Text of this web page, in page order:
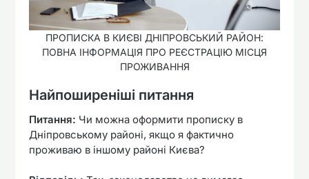
ПРОПИСКА В КИЄВІ ДНІПРОВСЬКИЙ РАЙОН:
ПОВНА ІНФОРМАЦІЯ ПРО РЕЄСТРАЦІЮ МІСЦЯ
ПРОЖИВАННЯ
Найпоширеніші питання
Питання: Чи можна оформити прописку в
Дніпровському районі, якщо я фактично
проживаю в іншому районі Києва?